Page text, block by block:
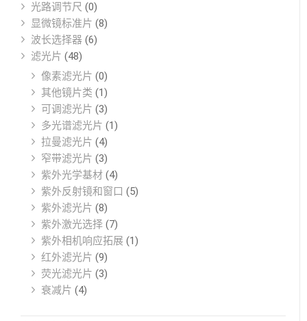
光路调节尺 (0)
显微镜标准片 (8)
波长选择器 (6)
滤光片 (48)
像素滤光片 (0)
其他镜片类 (1)
可调滤光片 (3)
多光谱滤光片 (1)
拉曼滤光片 (4)
窄带滤光片 (3)
紫外光学基材 (4)
紫外反射镜和窗口 (5)
紫外滤光片 (8)
紫外激光选择 (7)
紫外相机响应拓展 (1)
红外滤光片 (9)
荧光滤光片 (3)
衰减片 (4)